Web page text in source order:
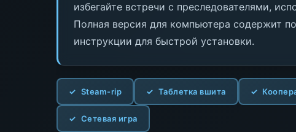
избегайте встречи с преследователями,
Полная версия для компьютера содержит
инструкции для быстрой установки.
Steam-rip Таблетка вшита
Сетевая игра